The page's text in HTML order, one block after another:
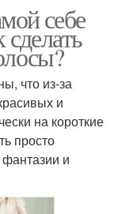
себе
что из-за
и
на короткие
просто
и